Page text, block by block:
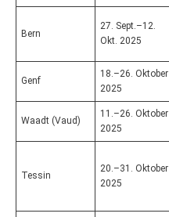
Bern
27. Sept.–12.
Okt. 2025
Genf
18.–26. Oktober
2025
Waadt (Vaud)
11.–26. Oktober
2025
Tessin
20.–31. Oktober
2025